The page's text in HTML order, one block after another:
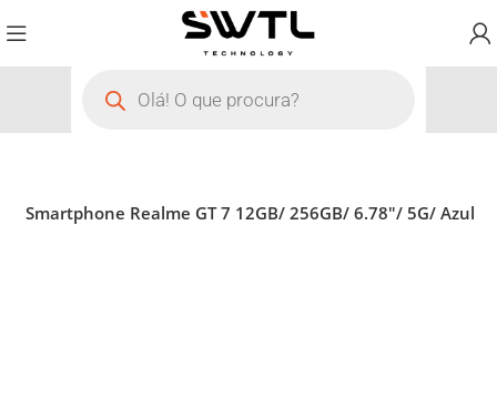
Smartphone Realme GT 7 12GB/ 256GB/ 6.78″/ 5G/ Azul